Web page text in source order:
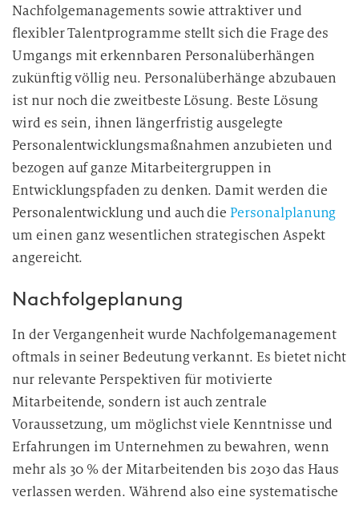
i
n
D
a
t
e
n
v
e
a
b
e
u
n
g
Nachfolgemanagements sowie attraktiver und
flexibler Talentprogramme stellt sich die Frage des
Umgangs mit erkennbaren Personalüberhängen
zukünftig völlig neu. Personalüberhänge abzubauen
ist nur noch die zweitbeste Lösung. Beste Lösung
wird es sein, ihnen längerfristig ausgelegte
Personalentwicklungsmaßnahmen anzubieten und
bezogen auf ganze Mitarbeitergruppen in
Entwicklungspfaden zu denken. Damit werden die
Personalentwicklung und auch diePersonalplanung
um einen ganz wesentlichen strategischen Aspekt
angereicht.
Nachfolgeplanung
In der Vergangenheit wurde Nachfolgemanagement
oftmals in seiner Bedeutung verkannt. Es bietet nicht
nur relevante Perspektiven für motivierte
Mitarbeitende, sondern ist auch zentrale
Voraussetzung, um möglichst viele Kenntnisse und
Erfahrungen im Unternehmen zu bewahren, wenn
mehr als 30 % der Mitarbeitenden bis 2030 das Haus
verlassen werden. Während also eine systematische